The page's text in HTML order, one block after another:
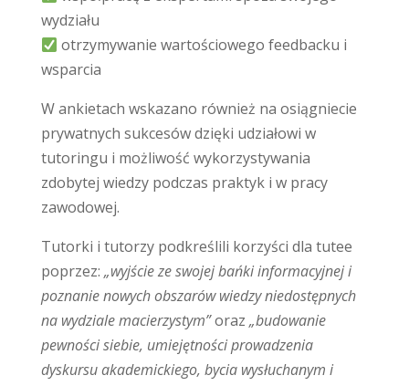
wydziału
otrzymywanie wartościowego feedbacku i
wsparcia
W ankietach wskazano również na osiągniecie
prywatnych sukcesów dzięki udziałowi w
tutoringu i możliwość wykorzystywania
zdobytej wiedzy podczas praktyk i w pracy
zawodowej.
Tutorki i tutorzy podkreślili korzyści dla tutee
poprzez: „wyjście ze swojej bańki informacyjnej i
poznanie nowych obszarów wiedzy niedostępnych
na wydziale macierzystym”oraz „budowanie
pewności siebie, umiejętności prowadzenia
dyskursu akademickiego, bycia wysłuchanym i